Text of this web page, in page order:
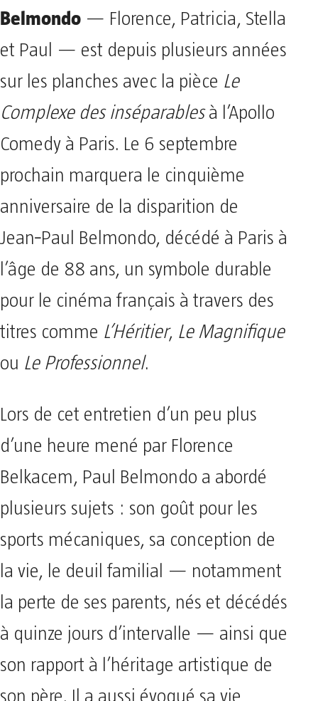
Belmondo — Florence, Patricia, Stella
et Paul — est depuis plusieurs années
sur les planches avec la pièce Le
Complexe des inséparablesà l’Apollo
Comedy à Paris. Le 6 septembre
prochain marquera le cinquième
anniversaire de la disparition de
Jean‑Paul Belmondo, décédé à Paris à
l’âge de 88 ans, un symbole durable
pour le cinéma français à travers des
titres comme L’Héritier, Le Magnifique
ou Le Professionnel.
Lors de cet entretien d’un peu plus
d’une heure mené par Florence
Belkacem, Paul Belmondo a abordé
plusieurs sujets : son goût pour les
sports mécaniques, sa conception de
la vie, le deuil familial — notamment
la perte de ses parents, nés et décédés
à quinze jours d’intervalle — ainsi que
son rapport à l’héritage artistique de
son père. Il a aussi évoqué sa vie